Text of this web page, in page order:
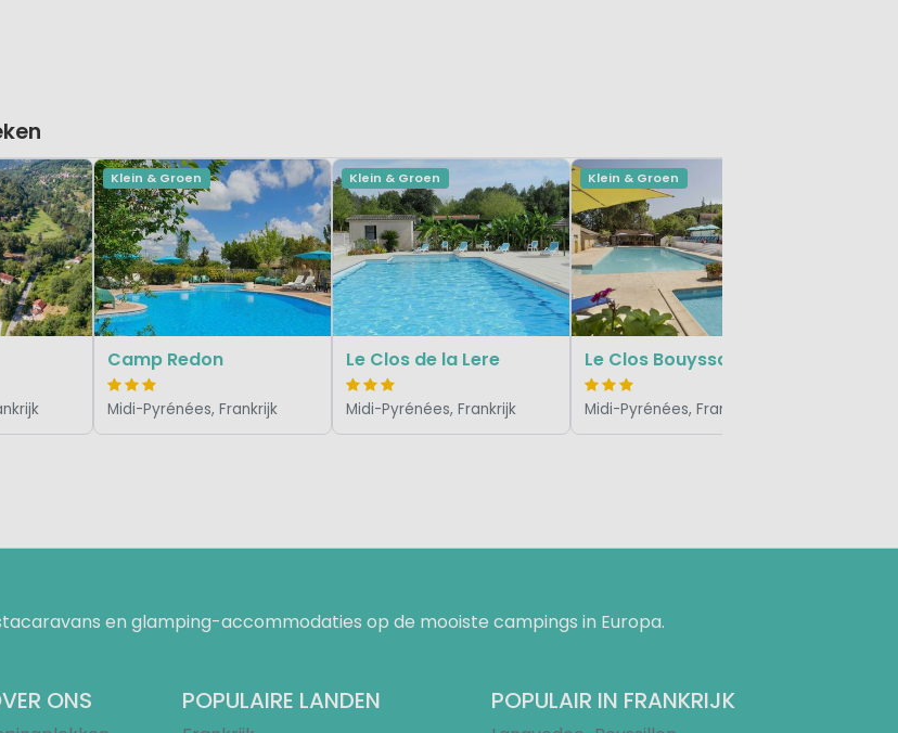
Klein & Groen
Camp Redon
Midi-Pyrénées, Frankrijk
Klein & Groen
Le Clos de la Lere
Midi-Pyrénées, Frankrijk
Klein & Groen
Le Clos Bouyssac
Midi-Pyrénées, Frankrijk
en glamping-accommodaties op de mooiste campings in Europa.
ONS POPULAIRE LANDEN POPULAIR IN FRANKRIJK